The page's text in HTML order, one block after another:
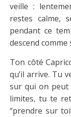
veille :
restes calme,
pendant ce
descend
Ton côté
qu’il arrive. Tu
sur qui on peut
limites, tu te
“prendre sur